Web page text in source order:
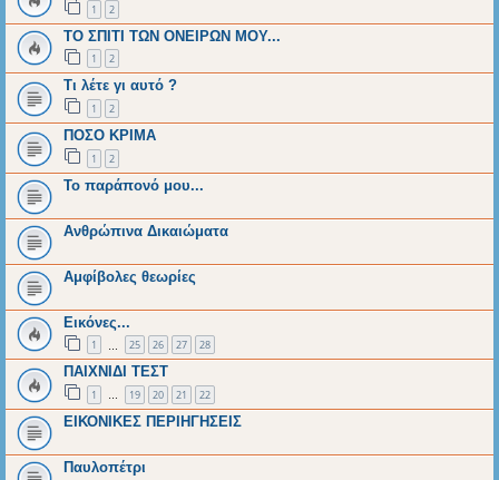
1 2
ΤΟ ΣΠΙΤΙ ΤΩΝ ΟΝΕΙΡΩΝ ΜΟΥ...
1 2
Τι λέτε γι αυτό ?
1 2
ΠΟΣΟ ΚΡΙΜΑ
1 2
Το παράπονό μου...
Ανθρώπινα Δικαιώματα
Αμφίβολες θεωρίες
Εικόνες...
1 25 26 27 28
ΠΑΙΧΝΙΔΙ ΤΕΣΤ
1 … 19 20 21 22
ΕΙΚΟΝΙΚΕΣ ΠΕΡΙΗΓΗΣΕΙΣ
Παυλοπέτρι